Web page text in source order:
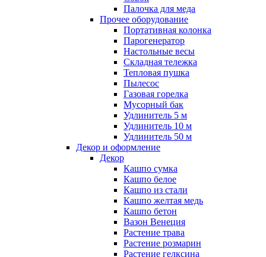
Палочка для меда
Прочее оборудование
Портативная колонка
Парогенератор
Настольные весы
Складная тележка
Тепловая пушка
Пылесос
Газовая горелка
Мусорный бак
Удлинитель 5 м
Удлинитель 10 м
Удлинитель 50 м
Декор и оформление
Декор
Кашпо сумка
Кашпо белое
Кашпо из стали
Кашпо желтая медь
Кашпо бетон
Вазон Венеция
Растение трава
Растение розмарин
Растение гелксина